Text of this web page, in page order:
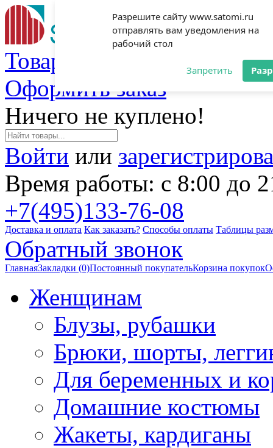
Разрешите сайту www.satomi.ru
отправлять вам уведомления на
рабочий стол
Запретить
Товаров: 0 (0 руб.)
Оформить заказ
Ничего не куплено!
Войти или
Время работы: с 8:00 до
+7(495)133-76-08
Доставка и оплата Как заказать? Способы оплаты Таблицы
Обратный звонок
ГлавнаяЗакладки (0)Постоянный покупательКорзина покупок
Женщинам
Блузы, рубашки
Брюки, шорты,
Для беременных и
Домашние костюмы
Жакеты, кардиганы